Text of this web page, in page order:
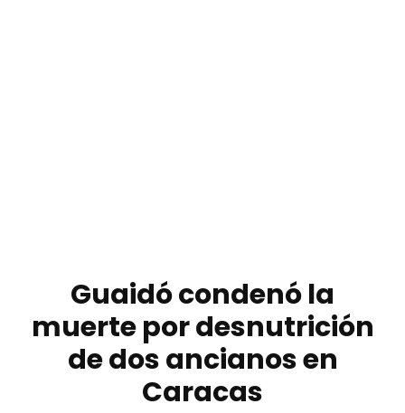
Guaidó condenó la
muerte por desnutrición
de dos ancianos en
Caracas